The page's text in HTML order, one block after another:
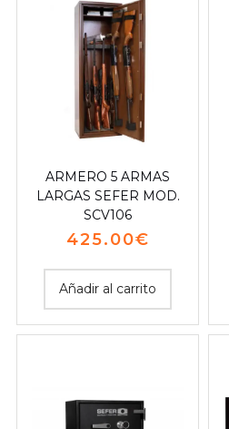
ARMERO 5 ARMAS
LARGAS SEFER MOD.
SCV106
425.00€
Añadir al carrito